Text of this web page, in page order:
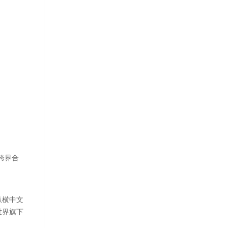
界合
横中文
界旗下